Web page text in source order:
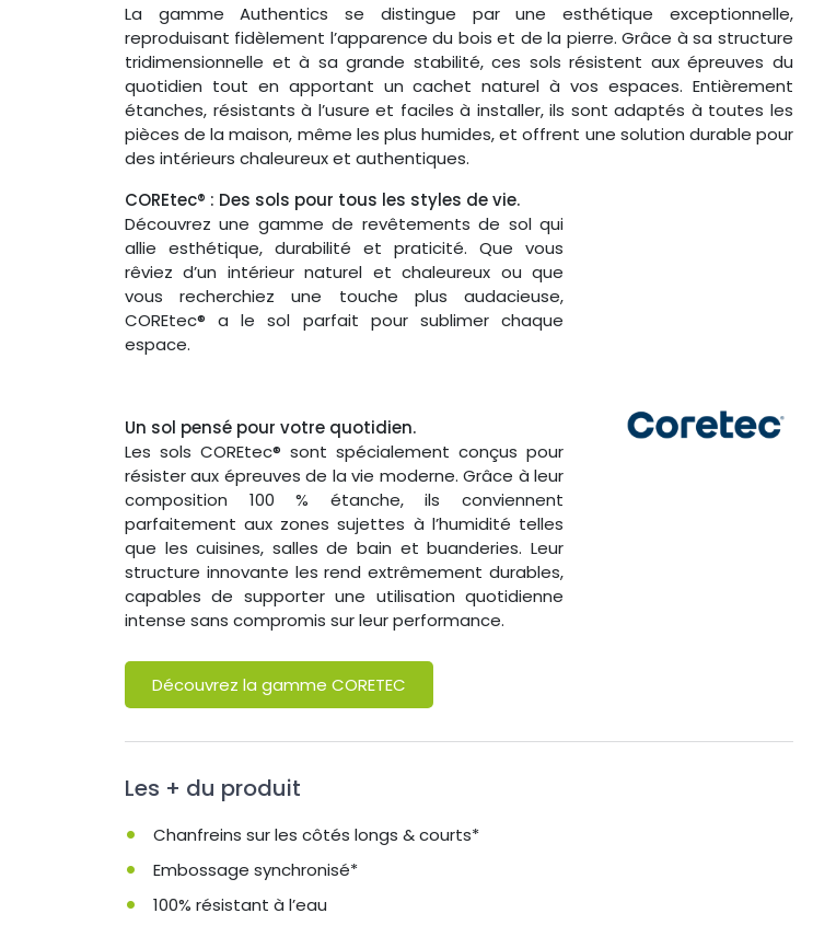
La gamme Authentics se distingue par une esthétique exceptionnelle,
reproduisant fidèlement l’apparence du bois et de la pierre. Grâce à sa structure
tridimensionnelle et à sa grande stabilité, ces sols résistent aux épreuves du
quotidien tout en apportant un cachet naturel à vos espaces. Entièrement
étanches, résistants à l’usure et faciles à installer, ils sont adaptés à toutes les
pièces de la maison, même les plus humides, et offrent une solution durable pour
des intérieurs chaleureux et authentiques.
COREtec® : Des sols pour tous les styles de vie.
Découvrez une gamme de revêtements de sol qui
allie esthétique, durabilité et praticité. Que vous
rêviez d’un intérieur naturel et chaleureux ou que
vous recherchiez une touche plus audacieuse,
COREtec® a le sol parfait pour sublimer chaque
espace.
Un sol pensé pour votre quotidien.
Les sols COREtec® sont spécialement conçus pour
résister aux épreuves de la vie moderne. Grâce à leur
composition 100 % étanche, ils conviennent
parfaitement aux zones sujettes à l’humidité telles
que les cuisines, salles de bain et buanderies. Leur
structure innovante les rend extrêmement durables,
capables de supporter une utilisation quotidienne
intense sans compromis sur leur performance.
Découvrez la gamme CORETEC
Les + du produit
Chanfreins sur les côtés longs & courts*
Embossage synchronisé*
100% résistant à l’eau